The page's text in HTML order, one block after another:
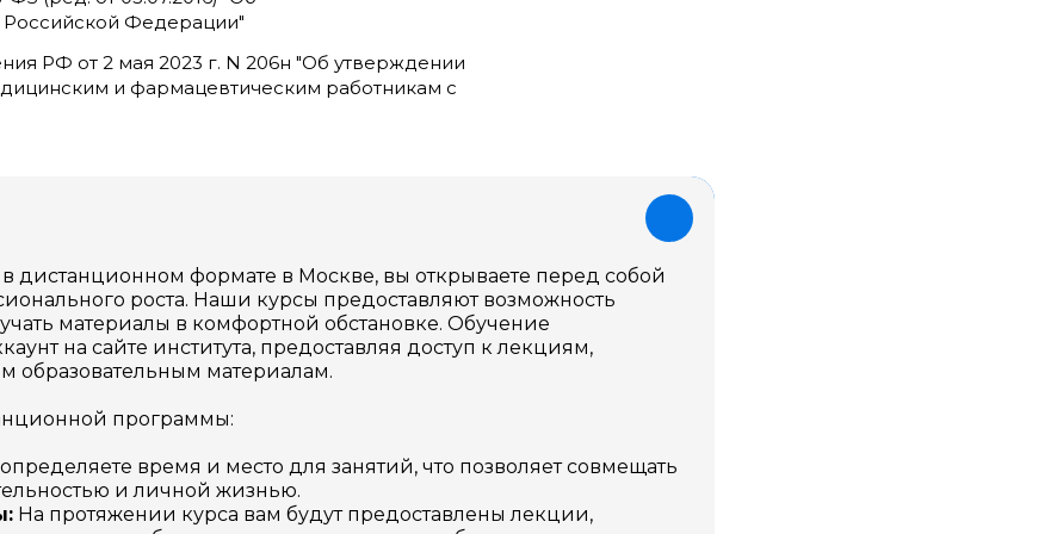
Российской Федерации"
РФ от 2 мая 2023 г. N 206н "Об утверждении
и фармацевтическим работникам с
дистанционном формате в Москве, вы открываете перед собой
роста. Наши курсы предоставляют возможность
материалы в комфортной обстановке. Обучение
на сайте института, предоставляя доступ к лекциям,
образовательным материалам.
программы:
время и место для занятий, что позволяет совмещать
и личной жизнью.
На протяжении курса вам будут предоставлены лекции,